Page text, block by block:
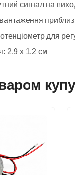
сигнал на
для
2.9 х 1.2 см